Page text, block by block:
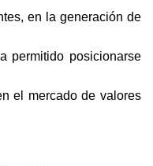
en la generación de
permitido posicionarse
el mercado de valores